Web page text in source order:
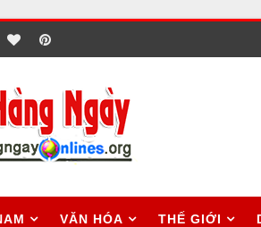
VĂN HÓA THẾ GIỚI